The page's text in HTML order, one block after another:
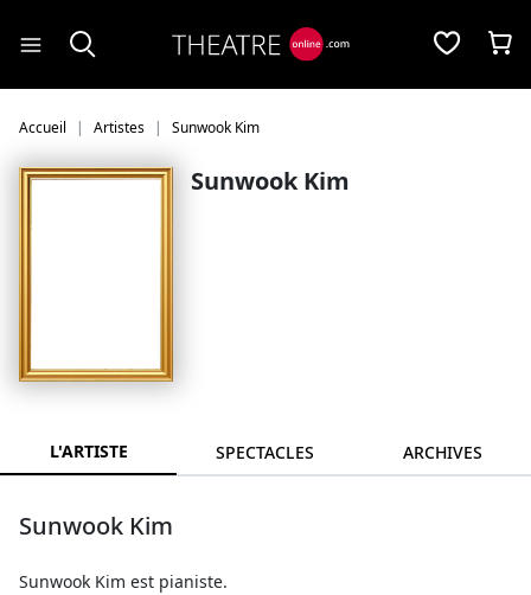
Accueil Artistes Sunwook Kim
Sunwook Kim
L'ARTISTE SPECTACLES ARCHIVES
Sunwook Kim
Sunwook Kim est pianiste.